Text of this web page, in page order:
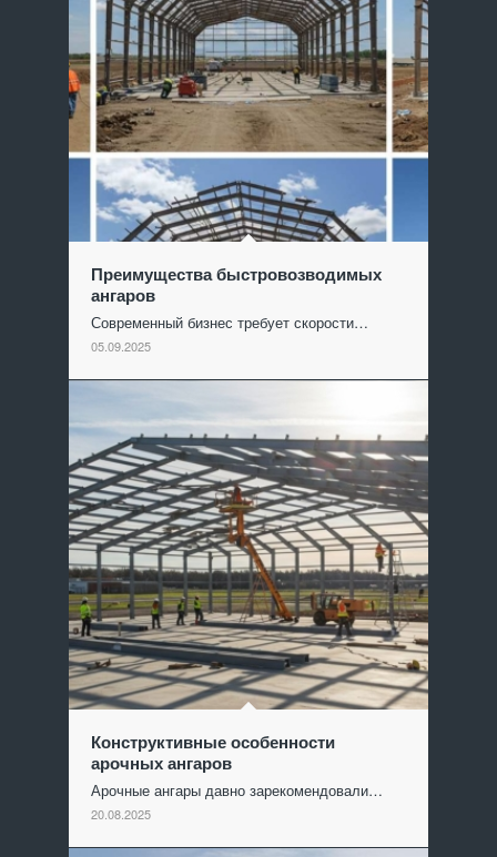
Преимущества быстровозводимых
ангаров
Современный бизнес требует скорости…
05.09.2025
Конструктивные особенности
арочных ангаров
Арочные ангары давно зарекомендовали…
20.08.2025